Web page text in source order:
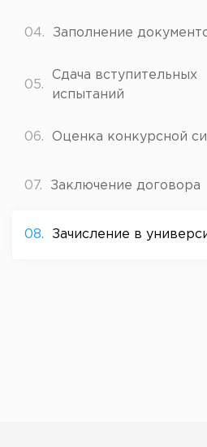
Единое окно поддержки
Фирменный стиль
04. Заполнение
05.
Сдача вступительных
испытаний
06. Оценка конкурсной
07. Заключение договора
08. Зачисление в